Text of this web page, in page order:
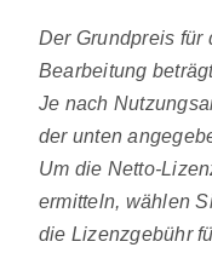
Der Grundpreis für
Bearbeitung
Je nach
der unten
Um die Netto-
ermitteln, wählen
die Lizenzgebühr